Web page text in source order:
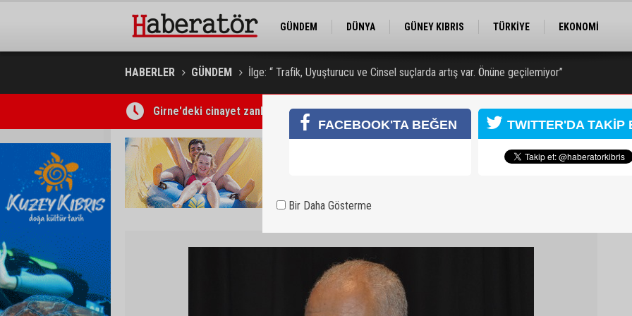
GÜNDEM DÜNYA GÜNEY KIBRIS TÜRKİYE
EKONOMİ
HABERLER GÜNDEM
İlge: “ Trafik, Uyuşturucu ve Cinsel suçlarda artış var. Önüne geçilemiyor”
Girne'deki cinayet zanlısı polis tarafından yakalandı
Kadını takip ederek saldırdığı açıklandıFACEBOOK'TA BEĞEN TWITTER'DA TAKİP
Bir Daha Gösterme